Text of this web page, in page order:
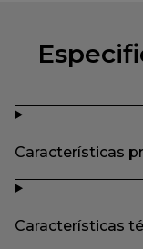
Características
Características